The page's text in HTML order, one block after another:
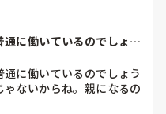
に働いているのでしょう
に働いているのでしょう
ないからね。親になるの
いのを乗り越えてるんだ